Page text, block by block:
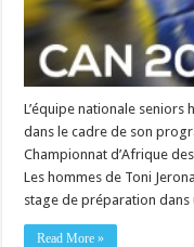
L’équipe nationale seniors
dans le cadre de son
Championnat d’Afrique
Les hommes de Toni
stage de préparation dans
Read More »